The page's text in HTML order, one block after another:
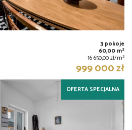
3 pokoje
60,00 m2
16 650,00 zł/m2
999 000 zł
OFERTA SPECJALNA